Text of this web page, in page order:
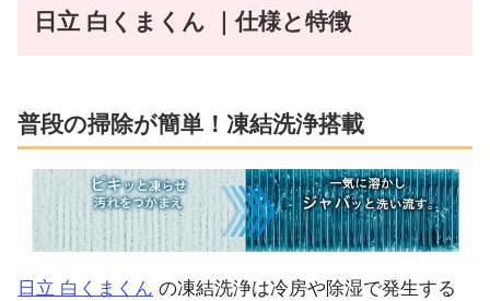
日立 白くまくん ｜仕様と特徴
普段の掃除が簡単！凍結洗浄搭載
日立 白くまくん の凍結洗浄は冷房や除湿で発生する